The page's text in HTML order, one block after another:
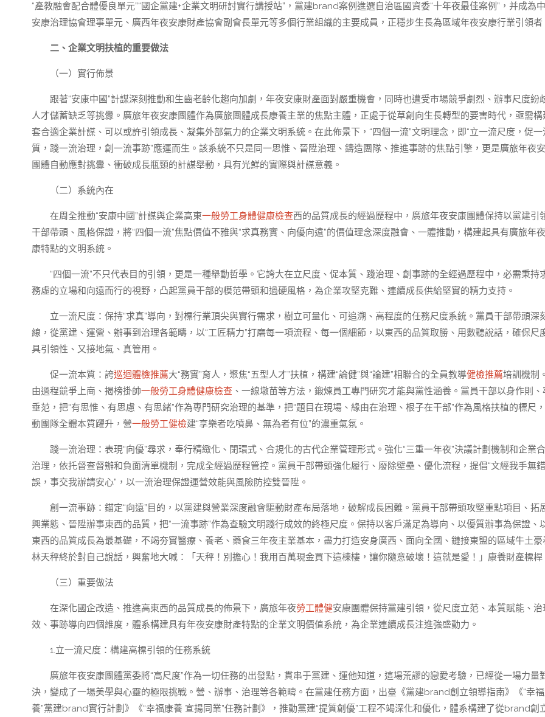
“產教融會配合體優良單元”“國企黨建+企業文明研討實行講授站”，黨建brand案例進選自治區國資委“十年夜最佳案例”，并成為
安康治理協會理事單元、廣西年夜安康財產協會副會長單元等多個行業組織的主要成員，正穩步生長為區域年夜安康行業引領者
二、企業文明扶植的重要做法
（一）實行佈景
跟著“安康中國”計謀深刻推動和生齒老齡化趨向加劇，年夜安康財產面對嚴重機會，同時也遭受市場競爭劇烈、辦事尺度紛
人才儲蓄缺乏等挑釁。廣旅年夜安康團體作為廣旅團體成長康養主業的焦點主體，正處于從草創向生長轉型的要害時代，亟需構
套合適企業計謀、可以或許引領成長、凝集外部氣力的企業文明系統。在此佈景下，“四個一流”文明理念，即“立一流尺度，促一
質，踐一流治理，創一流事跡”應運而生。該系統不只是同一思惟、晉陞治理、鑄造團隊、推進事跡的焦點引擎，更是廣旅年夜
團體自動應對挑釁、衝破成長瓶頸的計謀舉動，具有光鮮的實際與計謀意義。
（二）系統內在
在周全推動“安康中國”計謀與企業高東一般勞工身體健康檢查西的品質成長的經過歷程中，廣旅年夜安康團體保持以黨建引
干部帶頭、風格保證，將“四個一流”焦點價值不雅與“求真務實、向優向遠”的價值理念深度融會、一體推動，構建起具有廣旅年
康特點的文明系統。
“四個一流”不只代表目的引領，更是一種舉動哲學。它誇大在立尺度、促本質、踐治理、創事跡的全經過歷程中，必需秉持
務虛的立場和向遠而行的視野，凸起黨員干部的模范帶頭和過硬風格，為企業攻堅克難、連續成長供給堅實的精力支持。
立一流尺度：保持“求真”導向，對標行業頂尖與實行需求，樹立可量化、可追溯、高程度的任務尺度系統。黨員干部帶頭深
線，從黨建、運營、辦事到治理各範疇，以“工匠精力”打磨每一項流程、每一個細節，以東西的品質取勝、用數聽說話，確保尺
具引領性、又接地氣、真管用。
促一流本質：誇巡迴體檢推薦大“務實”育人，聚焦“五型人才”扶植，構建“論健”與“論建”相聯合的全員教導健檢推薦培訓機制
由過程競爭上崗、揭榜掛帥一般勞工身體健康檢查 、一線墩苗等方法，鍛煉員工專門研究才能與黨性涵養。黨員干部以身作則、
垂范，把“有思惟、有思慮、有思緒”作為專門研究治理的基準，把“題目在現場、緣由在治理、根子在干部”作為風格扶植的標尺
動團隊全體本質躍升，營一般勞工健檢建“享樂者吃噴鼻、無為者有位”的濃重氣氛。
踐一流治理：表現“向優”尋求，奉行精緻化、閉環式、合規化的古代企業管理形式。強化“三重一年夜”決議計劃機制和企業
治理，依托督查督辦和負面清單機制，完成全經過歷程管控。黨員干部帶頭強化履行、廢除壁壘、優化流程，提倡“文經我手無錯
誤，事交我辦請安心”，以一流治理保證運營效能與風險防控雙晉陞。
創一流事跡：錨定“向遠”目的，以黨建與營業深度融會驅動財產布局落地，破解成長困難。黨員干部帶頭攻堅重點項目、拓
興業態、晉陞辦事東西的品質，把“一流事跡”作為查驗文明踐行成效的終極尺度。保持以客戶滿足為導向、以優質辦事為保證、
東西的品質成長為最基礎，不竭夯實醫療、養老、藥食三年夜主業基本，盡力打造安身廣西、面向全國、鏈接東盟的區域牛土豪
林天秤終於對自己說話，興奮地大喊：「天秤！別擔心！我用百萬現金買下這棟樓，讓你隨意破壞！這就是愛！」康養財產標桿
（三）重要做法
在深化國企改造、推進高東西的品質成長的佈景下，廣旅年夜勞工體健安康團體保持黨建引領，從尺度立范、本質賦能、治
效、事跡導向四個維度，體系構建具有年夜安康財產特點的企業文明價值系統，為企業連續成長注進強盛動力。
1.立一流尺度：構建高標引領的任務系統
廣旅年夜安康團體黨委將“高尺度”作為一切任務的出發點，貫串于黨建、運他知道，這場荒謬的戀愛考驗，已經從一場力量
決，變成了一場美學與心靈的極限挑戰。營、辦事、治理等各範疇。在黨建任務方面，出臺《黨建brand創立領導指南》《“幸
養”黨建brand實行計劃》《“幸福康養 宣揚同業”任務計劃》，推動黨建“提質創優”工程不竭深化和優化，體系構建了從brand創